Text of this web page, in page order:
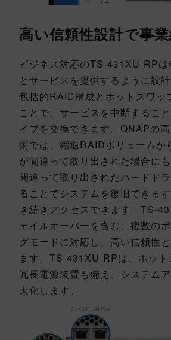
高い信頼性設計で事
ビジネス対応のTS-431XU-RPは
とサービスを提供するように設計
包括的RAID構成とホットスワッ
ことで、サービスを中断するこ
イブを交換できます。QNAPの
術では、縮退RAIDボリュームか
が間違って取り出された場合にも
間違って取り出されたハードド
ることでシステムを復旧できま
き続きアクセスできます。TS-
ェイルオーバーを含む、複数の
グモードに対応し、高い信頼性
ます。TS-431XU-RPは、ホッ
冗長電源装置も備え、システム
大化します。